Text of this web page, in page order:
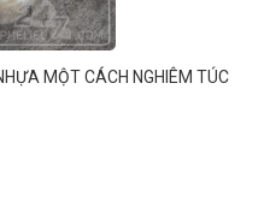
MỘT CÁCH NGHIÊM TÚC